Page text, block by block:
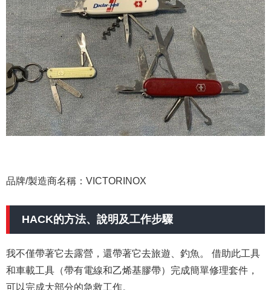
品牌/製造商名稱：VICTORINOX
HACK的方法、說明及工作步驟
我不僅帶著它去露營，還帶著它去旅遊、釣魚。 借助此工具
和車載工具（帶有電線和乙烯基膠帶）完成簡單修理套件，
可以完成大部分的急救工作。